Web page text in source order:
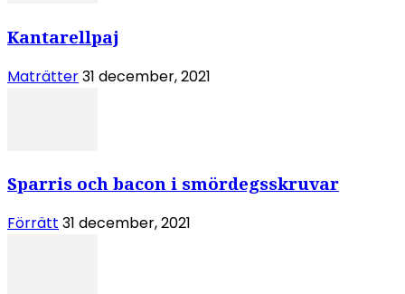
Kantarellpaj
Maträtter31 december, 2021
Sparris och bacon i smördegsskruvar
Förrätt 31 december, 2021